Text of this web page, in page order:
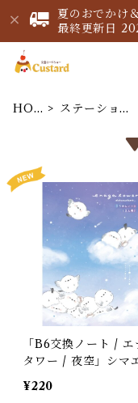
夏のおでかけ
最終更新日
HO
ステーショナ
「B6交換ノート / エ
タワー / 夜空」シマ
ガの交換ノート / ク
ア＊ブルー
¥220